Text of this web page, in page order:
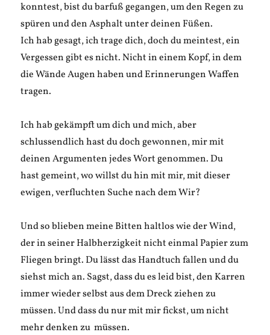
konntest, bist du barfuß gegangen, um den Regen zu
spüren und den Asphalt unter deinen Füßen.
Ich hab gesagt, ich trage dich, doch du meintest, ein
Vergessen gibt es nicht. Nicht in einem Kopf, in dem
die Wände Augen haben und Erinnerungen Waffen
tragen.
Ich hab gekämpft um dich und mich, aber
schlussendlich hast du doch gewonnen, mir mit
deinen Argumenten jedes Wort genommen. Du
hast gemeint, wo willst du hin mit mir, mit dieser
ewigen, verfluchten Suche nach dem Wir?
Und so blieben meine Bitten haltlos wie der Wind,
der in seiner Halbherzigkeit nicht einmal Papier zum
Fliegen bringt. Du lässt das Handtuch fallen und du
siehst mich an. Sagst, dass du es leid bist, den Karren
immer wieder selbst aus dem Dreck ziehen zu
müssen. Und dass du nur mit mir fickst, um nicht
mehr denken zu müssen.